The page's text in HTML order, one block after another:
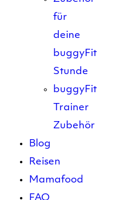
für
deine
buggyFit
Stunde
buggyFit
Trainer
Zubehör
Blog
Reisen
Mamafood